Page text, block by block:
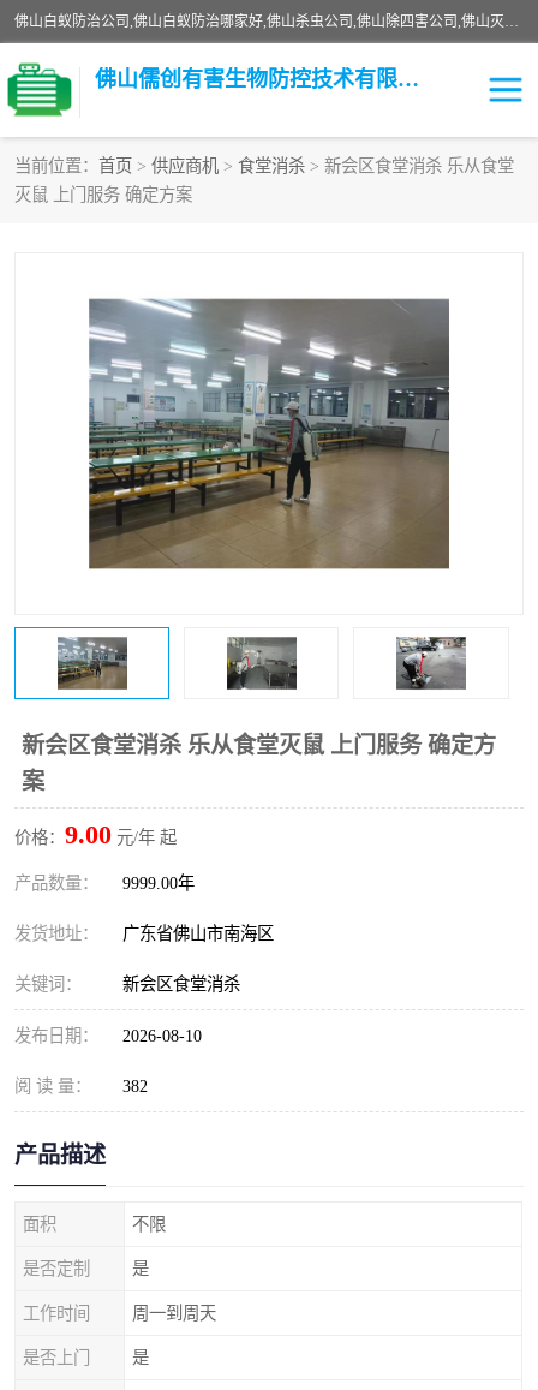
佛山白蚁防治公司,佛山白蚁防治哪家好,佛山杀虫公司,佛山除四害公司,佛山灭白蚁公司,佛山白蚁防治佛山儒创有害生物防治有限公司是一家佛山杀虫公司、佛山除四害公司、佛山灭白蚁公司、佛山白蚁防治公司，让您远离虫害困扰。要问佛山白蚁防治哪家好？佛山儒创有害生物防治有限公司全佛山、广州，正规公司，上门勘查，可靠，售后有保障。
佛山儒创有害生物防控技术有限公司
当前位置： 首页 > 供应商机 > 食堂消杀 > 新会区食堂消杀 乐从食堂
灭鼠 上门服务 确定方案
新会区食堂消杀 乐从食堂灭鼠 上门服务 确定方
案
价格： 9.00 元/年 起
产品数量： 9999.00年
发货地址： 广东省佛山市南海区
关键词： 新会区食堂消杀
发布日期： 2026-08-10
阅 读 量： 382
产品描述
面积 不限
是否定制 是
工作时间 周一到周天
是否上门 是
白蚁消杀
除四害
校园消杀 园区消杀
害虫防治